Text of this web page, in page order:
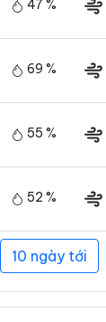
47 %
69 %
55 %
52 %
10 ngày tới